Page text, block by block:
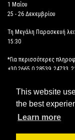
This website
the best
Learn more
1 Μαΐου
25 - 26 Δεκεμβρίου
Τη Μεγάλη Παρασκευή
15:30
*Για περισσότερες
+30 2665 0 28539, 24733,